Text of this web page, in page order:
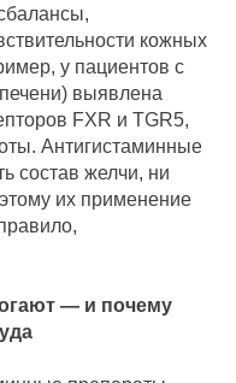
кожных
у пациентов с
выявлена
FXR и TGR5,
Антигистаминные
состав желчи, ни
их применение
— и почему